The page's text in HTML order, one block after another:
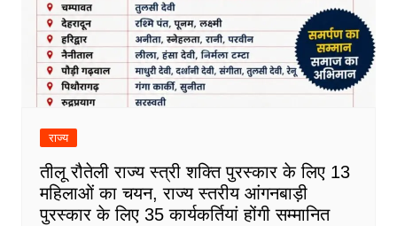
राज्य
तीलू रौतेली राज्य स्त्री शक्ति पुरस्कार के लिए 13
महिलाओं का चयन, राज्य स्तरीय आंगनबाड़ी
पुरस्कार के लिए 35 कार्यकर्तियां होंगी सम्मानित